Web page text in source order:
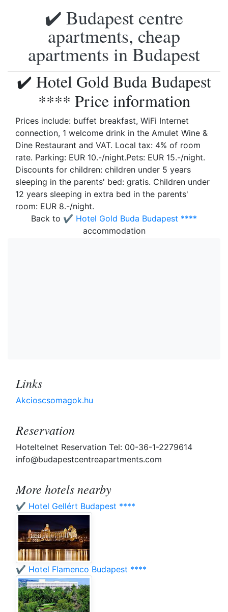
✔️ Budapest centre
apartments, cheap
apartments in Budapest
✔️ Hotel Gold Buda Budapest
**** Price information
Prices include: buffet breakfast, WiFi Internet
connection, 1 welcome drink in the Amulet Wine &
Dine Restaurant and VAT. Local tax: 4% of room
rate. Parking: EUR 10.-/night.Pets: EUR 15.-/night.
Discounts for children: children under 5 years
sleeping in the parents' bed: gratis. Children under
12 years sleeping in extra bed in the parents'
room: EUR 8.-/night.
Back to ✔️ Hotel Gold Buda Budapest ****
accommodation
Links
Akcioscsomagok.hu
Reservation
Hoteltelnet Reservation Tel: 00-36-1-2279614
info@budapestcentreapartments.com
More hotels nearby
✔️ Hotel Gellért Budapest ****
✔️ Hotel Flamenco Budapest ****